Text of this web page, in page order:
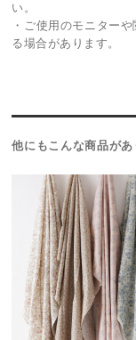
い。
・ご使用のモニター
る場合があります。
他にもこんな商品があ